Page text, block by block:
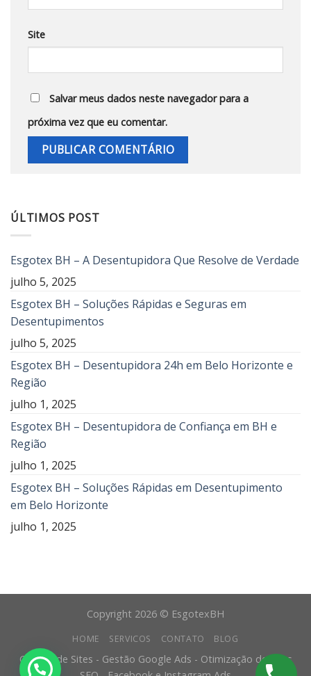
Site
Salvar meus dados neste navegador para a
próxima vez que eu comentar.
ÚLTIMOS POST
Esgotex BH – A Desentupidora Que Resolve de Verdade
julho 5, 2025
Esgotex BH – Soluções Rápidas e Seguras em
Desentupimentos
julho 5, 2025
Esgotex BH – Desentupidora 24h em Belo Horizonte e
Região
julho 1, 2025
Esgotex BH – Desentupidora de Confiança em BH e
Região
julho 1, 2025
Esgotex BH – Soluções Rápidas em Desentupimento
em Belo Horizonte
julho 1, 2025
Copyright 2026 © EsgotexBH
HOME SERVICOS CONTATO BLOG
Criação de Sites - Gestão Google Ads - Otimização de Sites